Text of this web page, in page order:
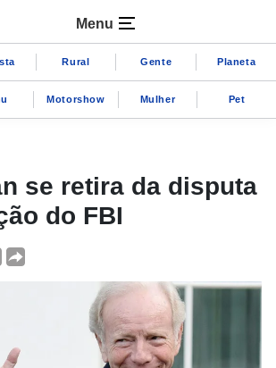
Menu
Rural Gente Planeta
Motorshow Mulher Pet
se retira da disputa
do FBI